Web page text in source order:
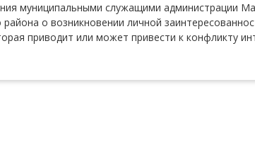
муниципальными служащими администрации
района о возникновении личной
приводит или может привести к конфликту